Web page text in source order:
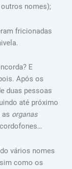
nomes);
fricionadas
E
Após os
duas pessoas
até próximo
organas
vários nomes
como os